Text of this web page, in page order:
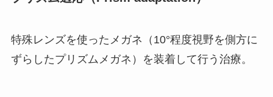
特殊レンズを使ったメガネ（10°程度視野を側方に
ずらしたプリズムメガネ）を装着して行う治療。